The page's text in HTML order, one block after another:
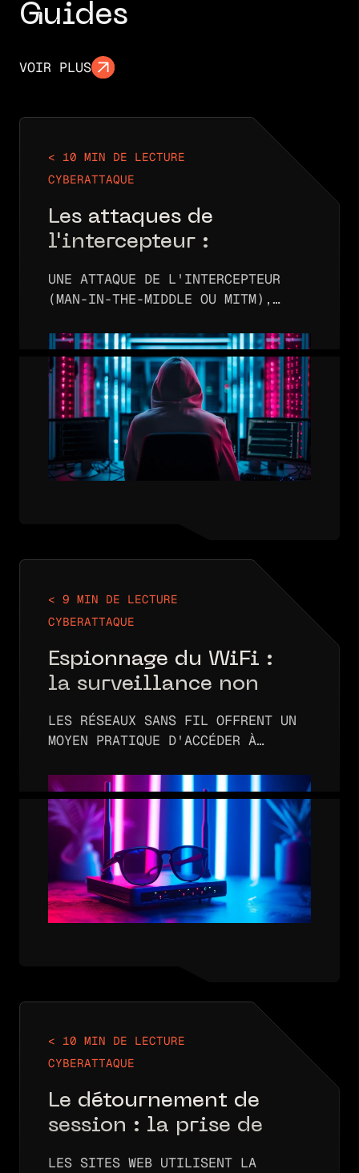
Guides
VOIR PLUS
< 10 MIN DE LECTURE
CYBERATTAQUE
Les attaques de
l'intercepteur :
stratégie de défense
UNE ATTAQUE DE L'INTERCEPTEUR
(MAN-IN-THE-MIDDLE OU MITM),
CHEMIN, SURVIENT LORSQU'UN
ATTAQUANT S'INSÈRE ENTRE DEUX
PARTIES QUI COMMUNIQUENT.
L'ATTAQUANT INTERCEPTE ALORS…
< 9 MIN DE LECTURE
CYBERATTAQUE
Espionnage du WiFi :
la surveillance non
autorisée des réseaux
LES RÉSEAUX SANS FIL OFFRENT UN
MOYEN PRATIQUE D'ACCÉDER À
UN ORDINATEUR OU UN TÉLÉPHONE À
UN RÉSEAU PHYSIQUE, IL SUFFIT DE
SAISIR LE SSID D'UN RÉSEAU ET,
LE CAS…
< 10 MIN DE LECTURE
CYBERATTAQUE
Le détournement de
session : la prise de
LES SITES WEB UTILISENT LA